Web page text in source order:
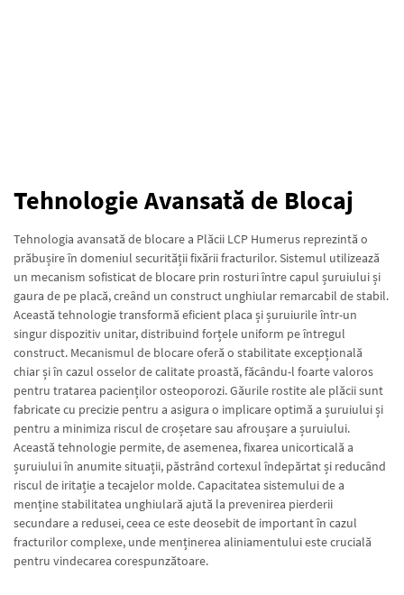
Tehnologie Avansată de Blocaj
Tehnologia avansată de blocare a Plăcii LCP Humerus reprezintă o
prăbușire în domeniul securității fixării fracturilor. Sistemul utilizează
un mecanism sofisticat de blocare prin rosturi între capul șuruiului și
gaura de pe placă, creând un construct unghiular remarcabil de stabil.
Această tehnologie transformă eficient placa și șuruiurile într-un
singur dispozitiv unitar, distribuind forțele uniform pe întregul
construct. Mecanismul de blocare oferă o stabilitate excepțională
chiar și în cazul osselor de calitate proastă, făcându-l foarte valoros
pentru tratarea pacienților osteoporozi. Găurile rostite ale plăcii sunt
fabricate cu precizie pentru a asigura o implicare optimă a șuruiului și
pentru a minimiza riscul de croșetare sau afroușare a șuruiului.
Această tehnologie permite, de asemenea, fixarea unicorticală a
șuruiului în anumite situații, păstrând cortexul îndepărtat și reducând
riscul de iritație a tecajelor molde. Capacitatea sistemului de a
menține stabilitatea unghiulară ajută la prevenirea pierderii
secundare a redusei, ceea ce este deosebit de important în cazul
fracturilor complexe, unde menținerea aliniamentului este crucială
pentru vindecarea corespunzătoare.